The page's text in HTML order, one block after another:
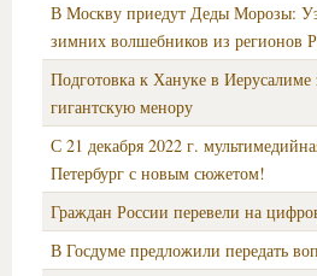
В Москву приедут Деды Морозы:
зимних волшебников из регионов
Подготовка к Хануке в
гигантскую менору
С 21 декабря 2022 г.
Петербург с новым сюжетом!
Граждан России перевели на
В Госдуме предложили передать